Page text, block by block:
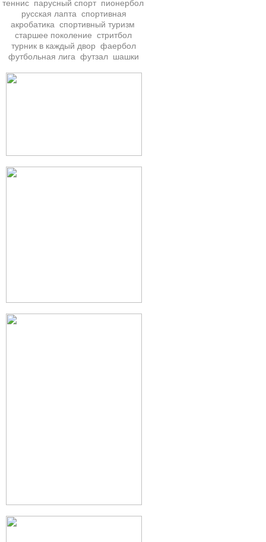
теннис парусный спорт пионербол
русская лапта спортивная
акробатика спортивный туризм
старшее поколение стритбол
турник в каждый двор фаербол
футбольная лига футзал шашки